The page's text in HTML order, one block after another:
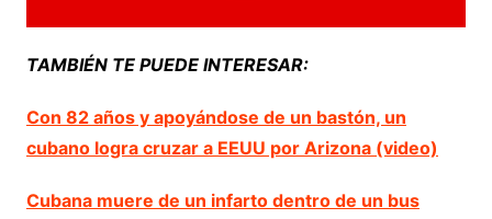
TAMBIÉN TE PUEDE INTERESAR:
Con 82 años y apoyándose de un bastón, un
cubano logra cruzar a EEUU por Arizona (video)
Cubana muere de un infarto dentro de un bus